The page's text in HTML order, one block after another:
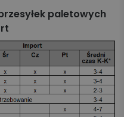
paletowych